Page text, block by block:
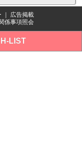
広告掲載
係事項照会
LIST